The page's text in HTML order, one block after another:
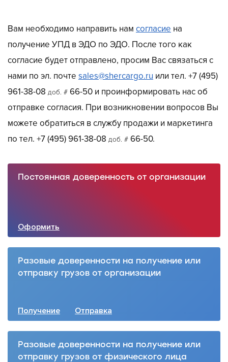
Вам необходимо направить нам согласие на
получение УПД в ЭДО по ЭДО. После того как
согласие будет отправлено, просим Вас связаться с
нами по эл. почте sales@shercargo.ru или тел. +7 (495)
961-38-08 доб. # 66-50 и проинформировать нас об
отправке согласия. При возникновении вопросов Вы
можете обратиться в службу продажи и маркетинга
по тел. +7 (495) 961-38-08 доб. # 66-50.
Постоянная доверенность от организации
Оформить
Разовые доверенности на получение или
отправку грузов от организации
Получение Отправка
Разовые доверенности на получение или
отправку грузов от физического лица